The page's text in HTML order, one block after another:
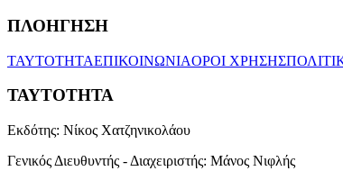
ΠΛΟΗΓΗΣΗ
ΤΑΥΤΟΤΗΤΑΕΠΙΚΟΙΝΩΝΙΑΟΡΟΙ ΧΡΗΣΗΣ
ΤΑΥΤΟΤΗΤΑ
Εκδότης: Νίκος Χατζηνικολάου
Γενικός Διευθυντής - Διαχειριστής: Μάνος Νιφλής